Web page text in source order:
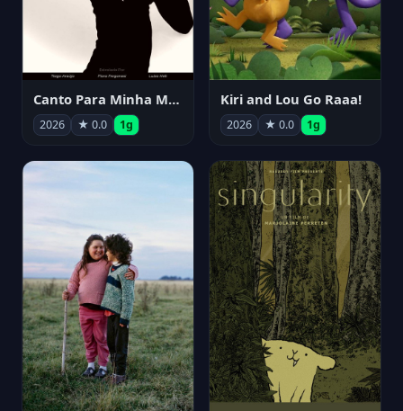
Canto Para Minha Morte
2026 ★ 0.0 1g
Kiri and Lou Go Raaa!
2026 ★ 0.0 1g